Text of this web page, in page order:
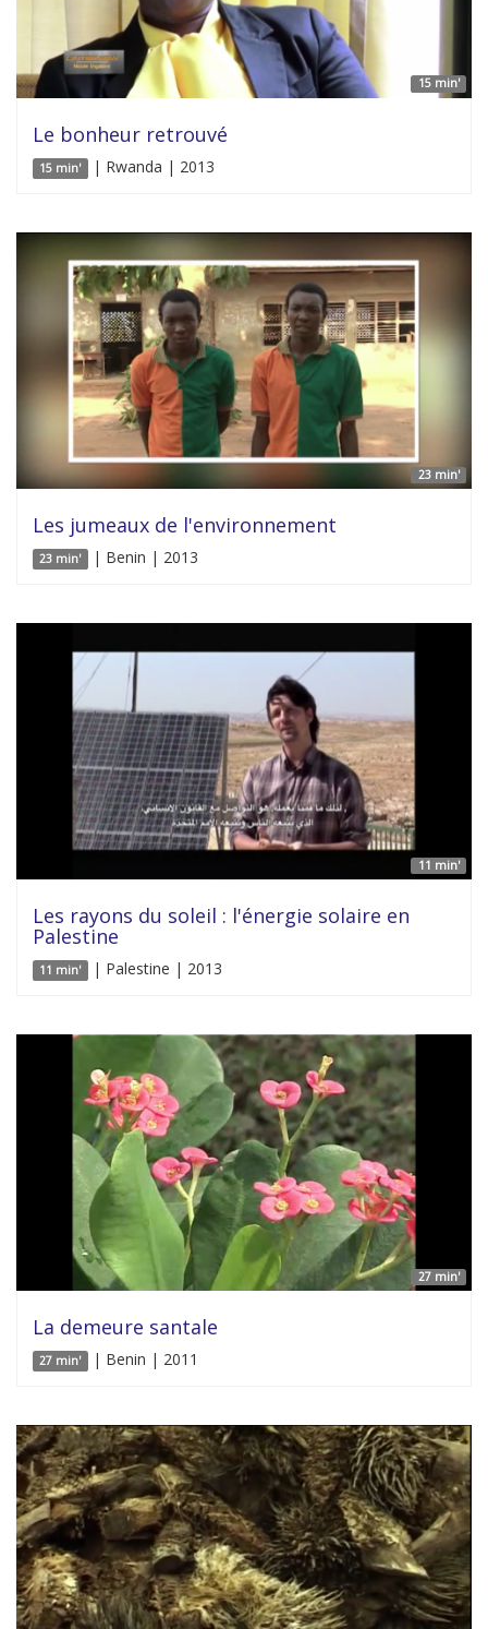
15 min'
Le bonheur retrouvé
15 min' | Rwanda | 2013
23 min'
Les jumeaux de l'environnement
23 min' | Benin | 2013
11 min'
Les rayons du soleil : l'énergie solaire en
Palestine
11 min' | Palestine | 2013
27 min'
La demeure santale
27 min' | Benin | 2011